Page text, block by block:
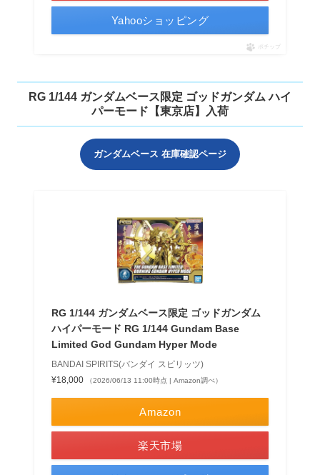
Yahooショッピング
ポチップ
RG 1/144 ガンダムベース限定 ゴッドガンダム ハイ
パーモード【東京店】入荷
ガンダムベース 在庫確認ページ
RG 1/144 ガンダムベース限定 ゴッドガンダム
ハイパーモード RG 1/144 Gundam Base
Limited God Gundam Hyper Mode
BANDAI SPIRITS(バンダイ スピリッツ)
¥18,000
（2026/06/13 11:00時点 | Amazon調べ）
Amazon
楽天市場